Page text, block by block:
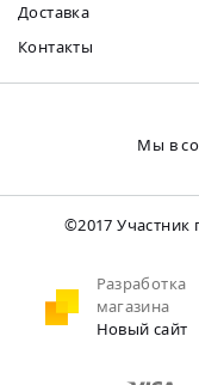
Доставка
Контакты
Мы в
©2017 Участник
Разработка
магазина
Новый сайт